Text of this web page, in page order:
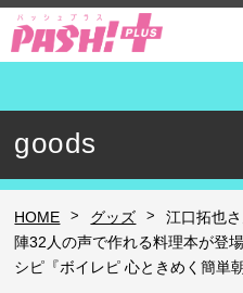
goods
HOME > グッズ >
江口拓也
陣32人の声で作れる料理本が登
シピ『ボイレピ 心ときめく簡単